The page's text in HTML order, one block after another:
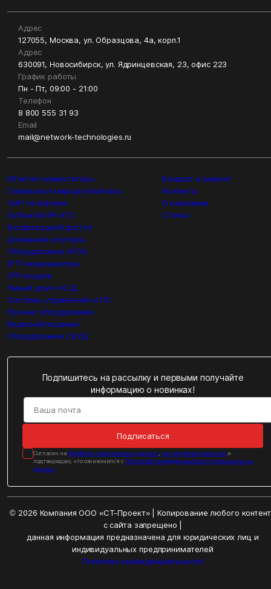
Адрес
127055, Москва, ул. Образцова, 4а, корп.1
Адрес
630091, Новосибирск, ул. Ядринцевская, 23, офис 223
График работы
Пн - Пт, 09:00 - 21:00
Телефон
8 800 555 31 93
Email
mail@network-technologies.ru
Ethernet коммутаторы
Сервисные маршрутизаторы
VoIP телефония
Softswitch/IP-ATC
Беспроводной доступ
Домашние роутеры
Оборудование xPON
IPTV медиацентры
SFP модули
Умный дом и АСД
Системы управления и ПО
Прочее оборудование
Видеонаблюдение
Оборудование СКУД
Возврат и ремонт
Контакты
О компании
Статьи
Подпишитесь на рассылку и первыми получайте
информацию о новинках!
Подписаться
Cогласен на обработку персональных данных, на получение рассылоки
подтверждаю, что ознакомился с Политикой конфиденциальности персональных
данных
© 2026 Компания ООО «СТ-Проект» | Копирование любого
с сайта запрещено |
данная информация предназначена для юридических лиц и
индивидуальных предпринимателей
Политика конфиденциальности